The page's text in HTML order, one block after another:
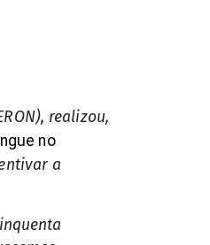
realizou,
no
a